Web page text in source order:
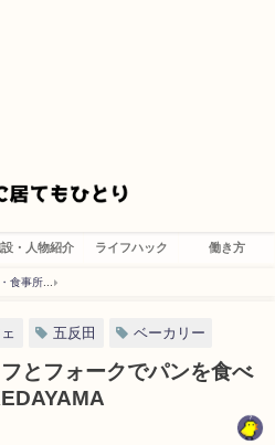
・人物紹介 ライフハック 働き方
食事所
五反田 ベーカリー
とフォークでパンを食べ